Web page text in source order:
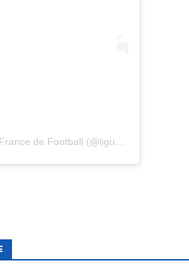
de Football (@ligueparisidf)